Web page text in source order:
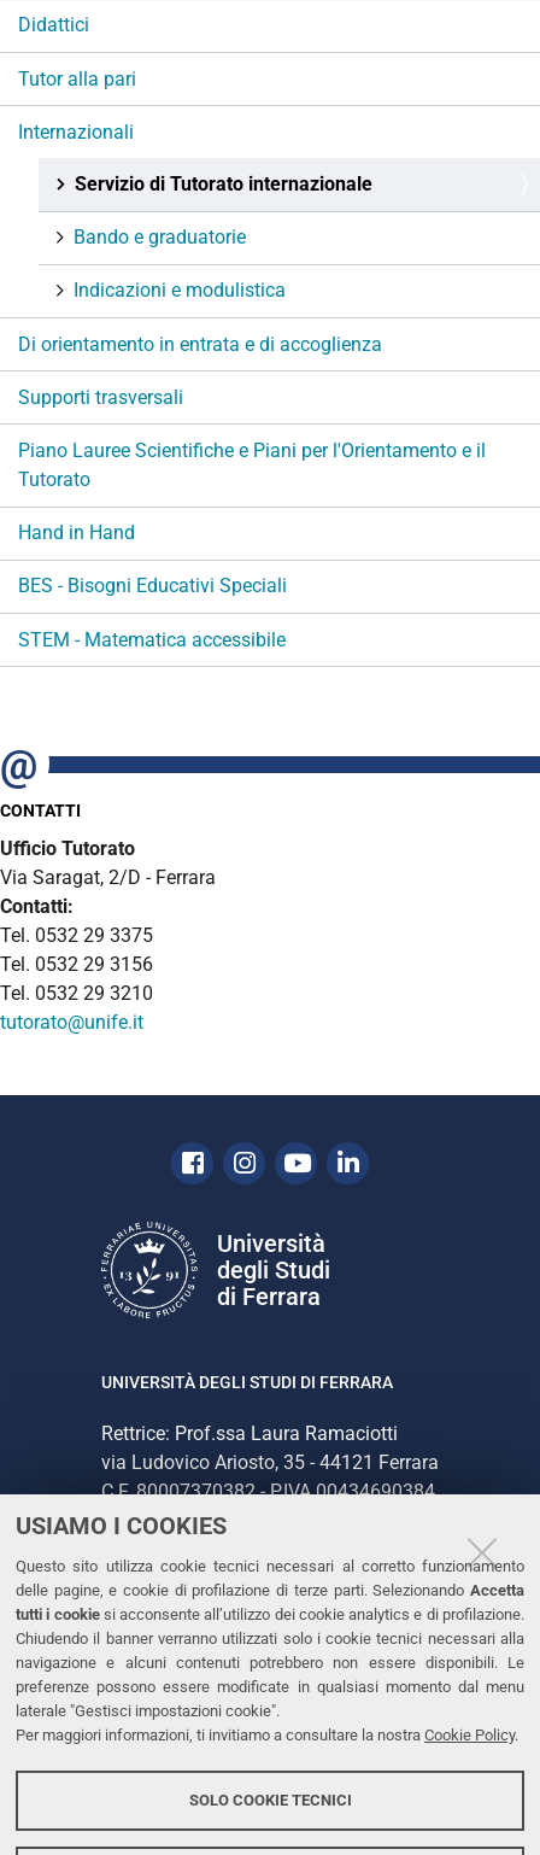
USIAMO I COOKIES
Questo sito utilizza cookie tecnici necessari al corretto funzionamento
delle pagine, e cookie di profilazione di terze parti. Selezionando Accetta
tutti i cookiesi acconsente all’utilizzo dei cookie analytics e di profilazione.
Chiudendo il banner verranno utilizzati solo i cookie tecnici necessari alla
navigazione e alcuni contenuti potrebbero non essere disponibili. Le
preferenze possono essere modificate in qualsiasi momento dal menu
laterale "Gestisci impostazioni cookie".
Per maggiori informazioni, ti invitiamo a consultare la nostra Cookie Policy.
SOLO COOKIE TECNICI
i
Didattici
Tutor alla pari
Internazionali
Servizio di Tutorato internazionale
Bando e graduatorie
Indicazioni e modulistica
Di orientamento in entrata e di accoglienza
Supporti trasversali
Piano Lauree Scientifiche e Piani per l'Orientamento e il
Tutorato
Hand in Hand
BES - Bisogni Educativi Speciali
STEM - Matematica accessibile
CONTATTI
Ufficio Tutorato
Via Saragat, 2/D - Ferrara
Contatti:
Tel. 0532 29 3375
Tel. 0532 29 3156
Tel. 0532 29 3210
tutorato@unife.it
Facebook
Instagram
YoutubeLinkedin
Università
degli Studi
di Ferrara
UNIVERSITÀ DEGLI STUDI DI FERRARA
Rettrice: Prof.ssa Laura Ramaciotti
via Ludovico Ariosto, 35 - 44121 Ferrara
C.F. 80007370382 - P.IVA 00434690384
CONTATTI
Tel. +39 0532 293111
Fax. +39 0532 293031
PEC
LINKS
Accessibilità
Protezione dati personali